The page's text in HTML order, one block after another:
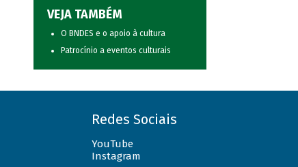
VEJA TAMBÉM
O BNDES e o apoio à cultura
Patrocínio a eventos culturais
Redes Sociais
YouTube
Instagram